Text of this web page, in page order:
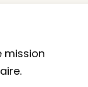
mission